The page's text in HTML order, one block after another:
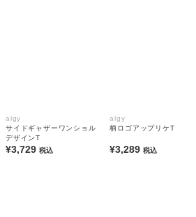
algy
サイドギャザーワンショル
デザインT
¥3,729 税込
algy
柄ロゴアップリケT
¥3,289税込